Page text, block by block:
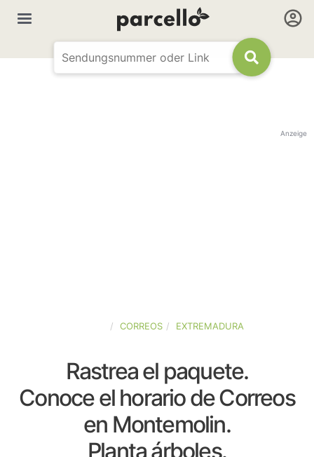
Anzeige
CORREOS EXTREMADURA
Rastrea el paquete.
Conoce el horario de Correos
en Montemolin.
Planta árboles.